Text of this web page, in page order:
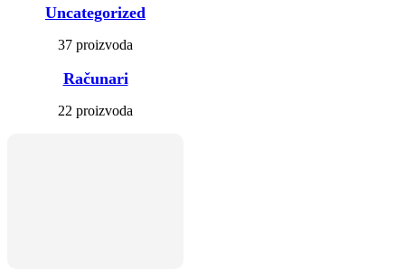
Uncategorized
37 proizvoda
Računari
22 proizvoda